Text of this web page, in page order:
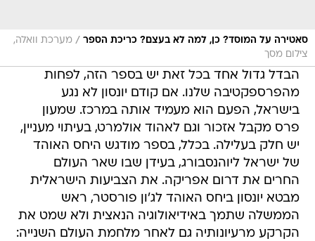
סאטירה על המוסד? כן, למה לא בעצם? כריכת הספר / מערכת וואלה,
צילום מסך
הבדל גדול אחד בכל זאת יש בספר הזה, לפחות
מהפרספקטיבה שלנו. אם קודם יונסון לא נגע
בישראל, הפעם הוא מעמיד אותה במרכז. שמעון
פרס מקבל אזכור וגם לאהוד אולמרט, בעיתוי מעניין,
יש חלק בעלילה. בכלל, בספר מודגש היחס האוהד
של ישראל ליוהנסבורג, בעידן שבו שאר העולם
החרים את דרום אפריקה. את הצביעות הישראלית
מבטא יונסון ביחס האוהד לג'ון פורסטר, ראש
הממשלה שתמך באידיאולוגיה הנאצית ולא שמט את
הקרקע מרעיונותיה גם לאחר מלחמת העולם השנייה: